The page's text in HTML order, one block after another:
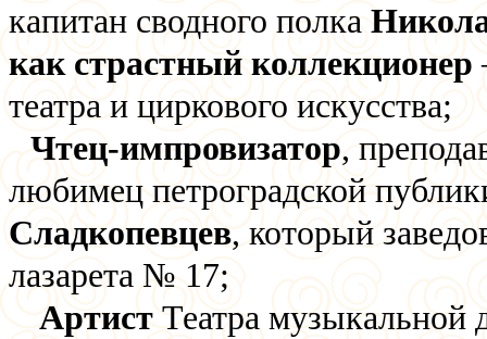
капитан сводного полка
как страстный коллекционер
театра и циркового искусства;
Чтец-импровизатор,
любимец петроградской
Сладкопевцев, который
лазарета № 17;
Артист Театра